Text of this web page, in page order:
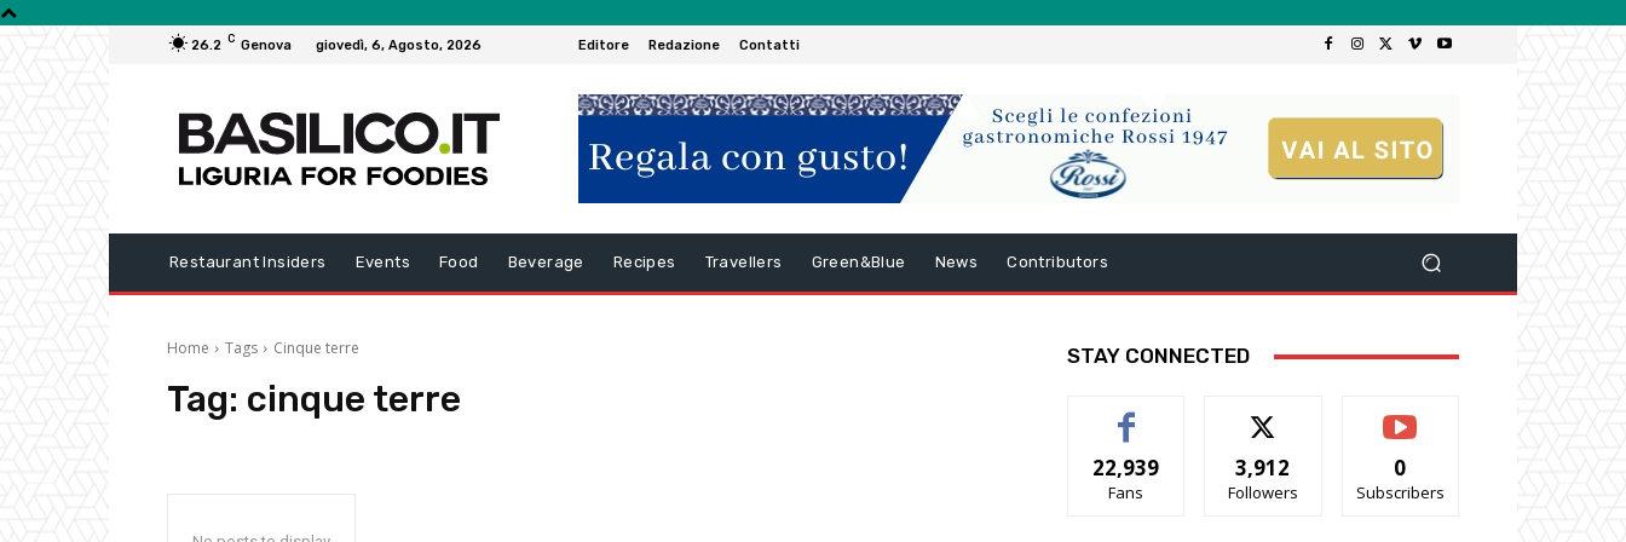
26.2 C Genova giovedì, 6, Agosto, 2026 Editore Redazione Contatti
Restaurant Insiders Events Food Beverage Recipes Travellers Green&Blue News Contributors
Home Tags Cinque terre
Tag: cinque terre
STAY CONNECTED
22,939
Fans
3,912
Followers
0
Subscribers